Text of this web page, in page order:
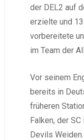
der DEL2 auf
erzielte und
vorbereitete
im Team der
Vor seinem
bereits in
früheren
Falken, der
Devils Weiden.